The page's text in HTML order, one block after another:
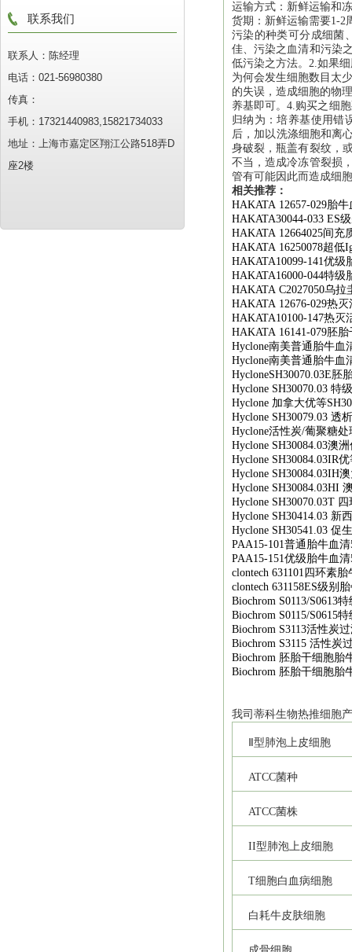
联系我们
联系人：陈经理
电话：021-56980380
传真：
手机：17321440983,15821734033
地址：上海市嘉定区翔江公路518弄D
座2楼
运输方式：新鲜运输和
货期：新鲜运输需要1-2
污染的种类可分成细菌
佳、污染之血清和污染
低污染之方法。2.如果
为何会发生细胞数目太
的失误，造成细胞的物
养基即可。4.购买之细
归纳为：培养基使用错
后，加以洗涤细胞和离
身破裂，瓶盖有裂纹，
不当，造成冷冻管裂损
管有可能因此而造成细
相关推荐：
HAKATA 12657-029胎牛
HAKATA30044-033 ES
HAKATA 12664025间充
HAKATA 16250078超低
HAKATA10099-141优级
HAKATA16000-044特级
HAKATA C2027050乌拉
HAKATA 12676-029热灭
HAKATA10100-147热灭
HAKATA 16141-079胚胎
Hyclone南美普通胎牛血
Hyclone南美普通胎牛血
HycloneSH30070.03E胚
Hyclone SH30070.03 特
Hyclone 加拿大优等
Hyclone SH30079.03 透
Hyclone活性炭/葡聚糖处
Hyclone SH30084.03澳洲
Hyclone SH30084.03IR优
Hyclone SH30084.03IH
Hyclone SH30084.03HI
Hyclone SH30070.03T
Hyclone SH30414.03 新
Hyclone SH30541.03 促
PAA15-101普通胎牛血清
PAA15-151优级胎牛血清
clontech 631101 四环素胎
clontech 631158ES级别
Biochrom S0113/S0613特
Biochrom S0115/S0615特
Biochrom S3113活性炭
Biochrom S3115 活性炭
Biochrom 胚胎干细胞胎
Biochrom 胚胎干细胞胎
我司 蒂科生物热推细胞
Ⅱ型肺泡上皮细胞
ATCC菌种
ATCC菌株
II型肺泡上皮细胞
T细胞白血病细胞
白耗牛皮肤细胞